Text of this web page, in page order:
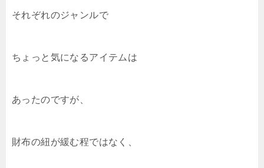
それぞれのジャンルで
ちょっと気になるアイテムは
あったのですが、
財布の紐が緩む程ではなく、